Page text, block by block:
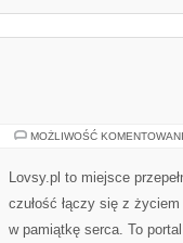
MOŻLIWOŚĆ
Lovsy.pl to miejsce
czułość łączy się z
w pamiątkę serca. To